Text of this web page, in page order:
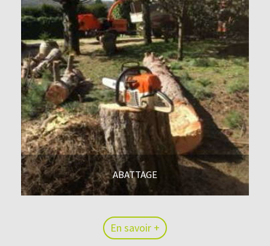
ABATTAGE
En savoir +